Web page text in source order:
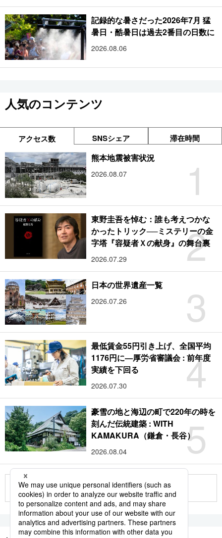
記録的な暑さだった2026年7月 猛
暑日・酷暑日は過去2番目の日数に
2026.08.06
人気のコンテンツ
アクセス数 SNSシェア 滞在時間
1
熊本地震被害状況
2026.08.07
2
東野圭吾を悼む：誰も考えつかな
かったトリック──ミステリーの金
字塔『容疑者Ｘの献身』の舞台裏
2026.07.29
3
日本の世界遺産一覧
2026.07.26
4
最低賃金55円引き上げ、全国平均
1176円に―厚労省審議会 : 前年度
実績を下回る
2026.07.30
5
豪雪の地と海辺の町で220年の時を
刻んだ伝統建築 : WITH
KAMAKURA（鎌倉・長谷）
2026.08.04
もっと見る